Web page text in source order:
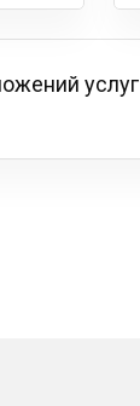
услуг